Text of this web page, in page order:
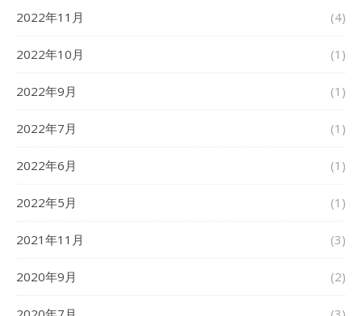
2022年11月 (4)
2022年10月 (1)
2022年9月 (1)
2022年7月 (1)
2022年6月 (1)
2022年5月 (1)
2021年11月 (3)
2020年9月 (2)